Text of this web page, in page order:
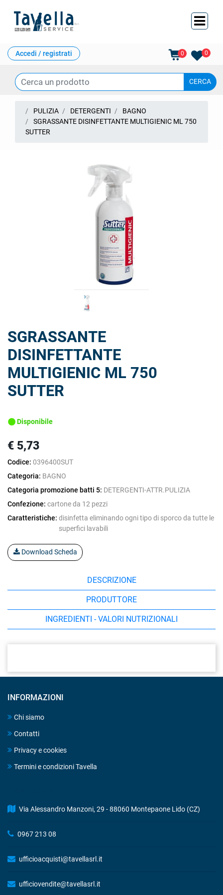
Accedi / registrati 0 0
PULIZIA DETERGENTI
BAGNO
SGRASSANTE DISINFETTANTE MULTIGIENIC ML 750
SUTTER
SGRASSANTE
DISINFETTANTE
MULTIGIENIC ML 750
SUTTER
Disponibile
€ 5,73
Codice: 0396400SUT
Categoria: BAGNO
Categoria promozione batti 5: DETERGENTI-ATTR.PULIZIA
Confezione: cartone da 12 pezzi
Caratteristiche: disinfetta eliminando ogni tipo di sporco da tutte le
superfici lavabili
Download Scheda
DESCRIZIONE
PRODUTTORE
INGREDIENTI - VALORI NUTRIZIONALI
INFORMAZIONI
Chi siamo
Contatti
Privacy e cookies
Termini e condizioni Tavella
Via Alessandro Manzoni, 29 - 88060 Montepaone Lido (CZ)
0967 213 08
ufficioacquisti@tavellasrl.it
ufficiovendite@tavellasrl.it